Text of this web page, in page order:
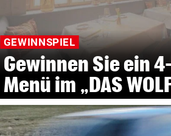
GEWINNSPIEL
Gewinnen Sie ein
Menü im „DAS